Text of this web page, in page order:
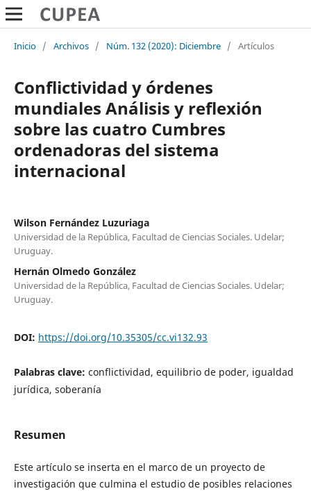
Inicio / Archivos / Núm. 132 (2020): Diciembre / Artículos
Conflictividad y órdenes
mundiales Análisis y reflexión
sobre las cuatro Cumbres
ordenadoras del sistema
internacional
Wilson Fernández Luzuriaga
Universidad de la República, Facultad de Ciencias Sociales. Udelar;
Uruguay.
Hernán Olmedo González
Universidad de la República, Facultad de Ciencias Sociales. Udelar;
Uruguay.
DOI: https://doi.org/10.35305/cc.vi132.93
Palabras clave: conflictividad, equilibrio de poder, igualdad
jurídica, soberanía
Resumen
Este artículo se inserta en el marco de un proyecto de
investigación que culmina el estudio de posibles relaciones